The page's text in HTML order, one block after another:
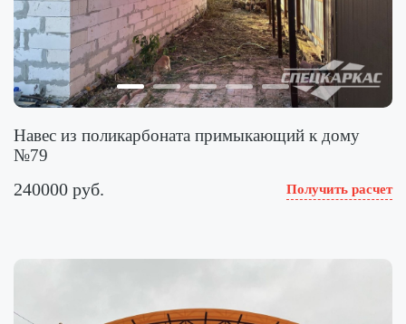
Навес из поликарбоната примыкающий к дому
№79
240000 руб. Получить расчет